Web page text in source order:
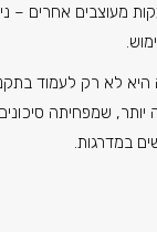
מעוצבים אחרים –
לא רק לעמוד
יותר, שמפחיתה
במדרגות.